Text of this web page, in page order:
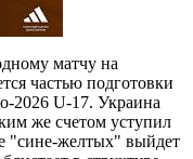
матчу на
частью подготовки
2026 U-17. Украина
же счетом уступил
"сине-желтых" выйдет